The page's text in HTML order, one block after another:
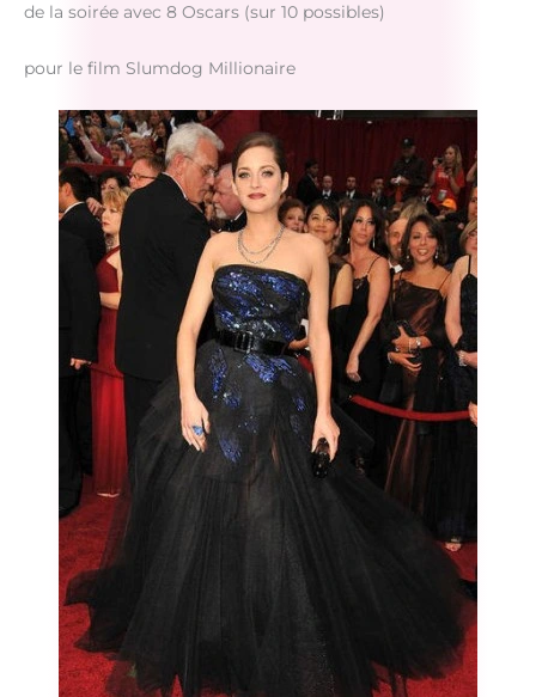
de la soirée avec 8 Oscars (sur 10 possibles)
pour le film Slumdog Millionaire